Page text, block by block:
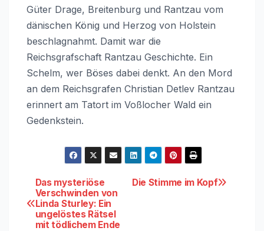
Güter Drage, Breitenburg und Rantzau vom
dänischen König und Herzog von Holstein
beschlagnahmt. Damit war die
Reichsgrafschaft Rantzau Geschichte. Ein
Schelm, wer Böses dabei denkt. An den Mord
an dem Reichsgrafen Christian Detlev Rantzau
erinnert am Tatort im Voßlocher Wald ein
Gedenkstein.
Beitragsnavigation
Die Stimme im Kopf
Das mysteriöse
Verschwinden von
Linda Sturley: Ein
ungelöstes Rätsel
mit tödlichem Ende